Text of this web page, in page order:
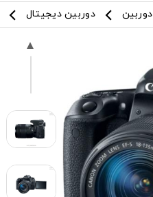
دوربین دوربین دیجیتال